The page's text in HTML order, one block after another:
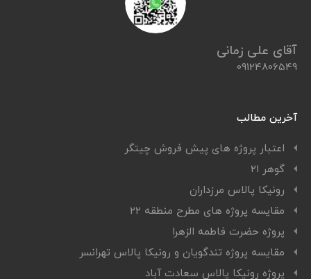
آقای علی زمانی
09124806549
آخرین مطالب
اعتبار پروژه های پیش فروش چیتگر
گوهر ۲۱
رونیکا پالاس مرزداران
مقایسه پروژه های مطرح منطقه ۲۲
پروژه حضرت فاطمه الزهرا
مقایسه پروژه تندگویان و رونیکا پالاس تهرانسر
پروژه رونیکا پالاس سعادت آباد